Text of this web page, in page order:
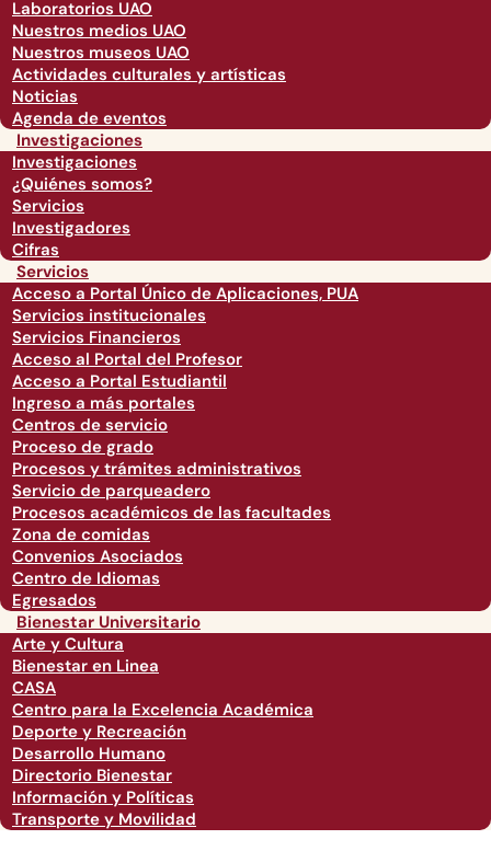
Laboratorios UAO
Nuestros medios UAO
Nuestros museos UAO
Actividades culturales y artísticas
Noticias
Agenda de eventos
Investigaciones
Investigaciones
¿Quiénes somos?
Servicios
Investigadores
Cifras
Servicios
Acceso a Portal Único de Aplicaciones, PUA
Servicios institucionales
Servicios Financieros
Acceso al Portal del Profesor
Acceso a Portal Estudiantil
Ingreso a más portales
Centros de servicio
Proceso de grado
Procesos y trámites administrativos
Servicio de parqueadero
Procesos académicos de las facultades
Zona de comidas
Convenios Asociados
Centro de Idiomas
Egresados
Bienestar Universitario
Arte y Cultura
Bienestar en Linea
CASA
Centro para la Excelencia Académica
Deporte y Recreación
Desarrollo Humano
Directorio Bienestar
Información y Políticas
Transporte y Movilidad